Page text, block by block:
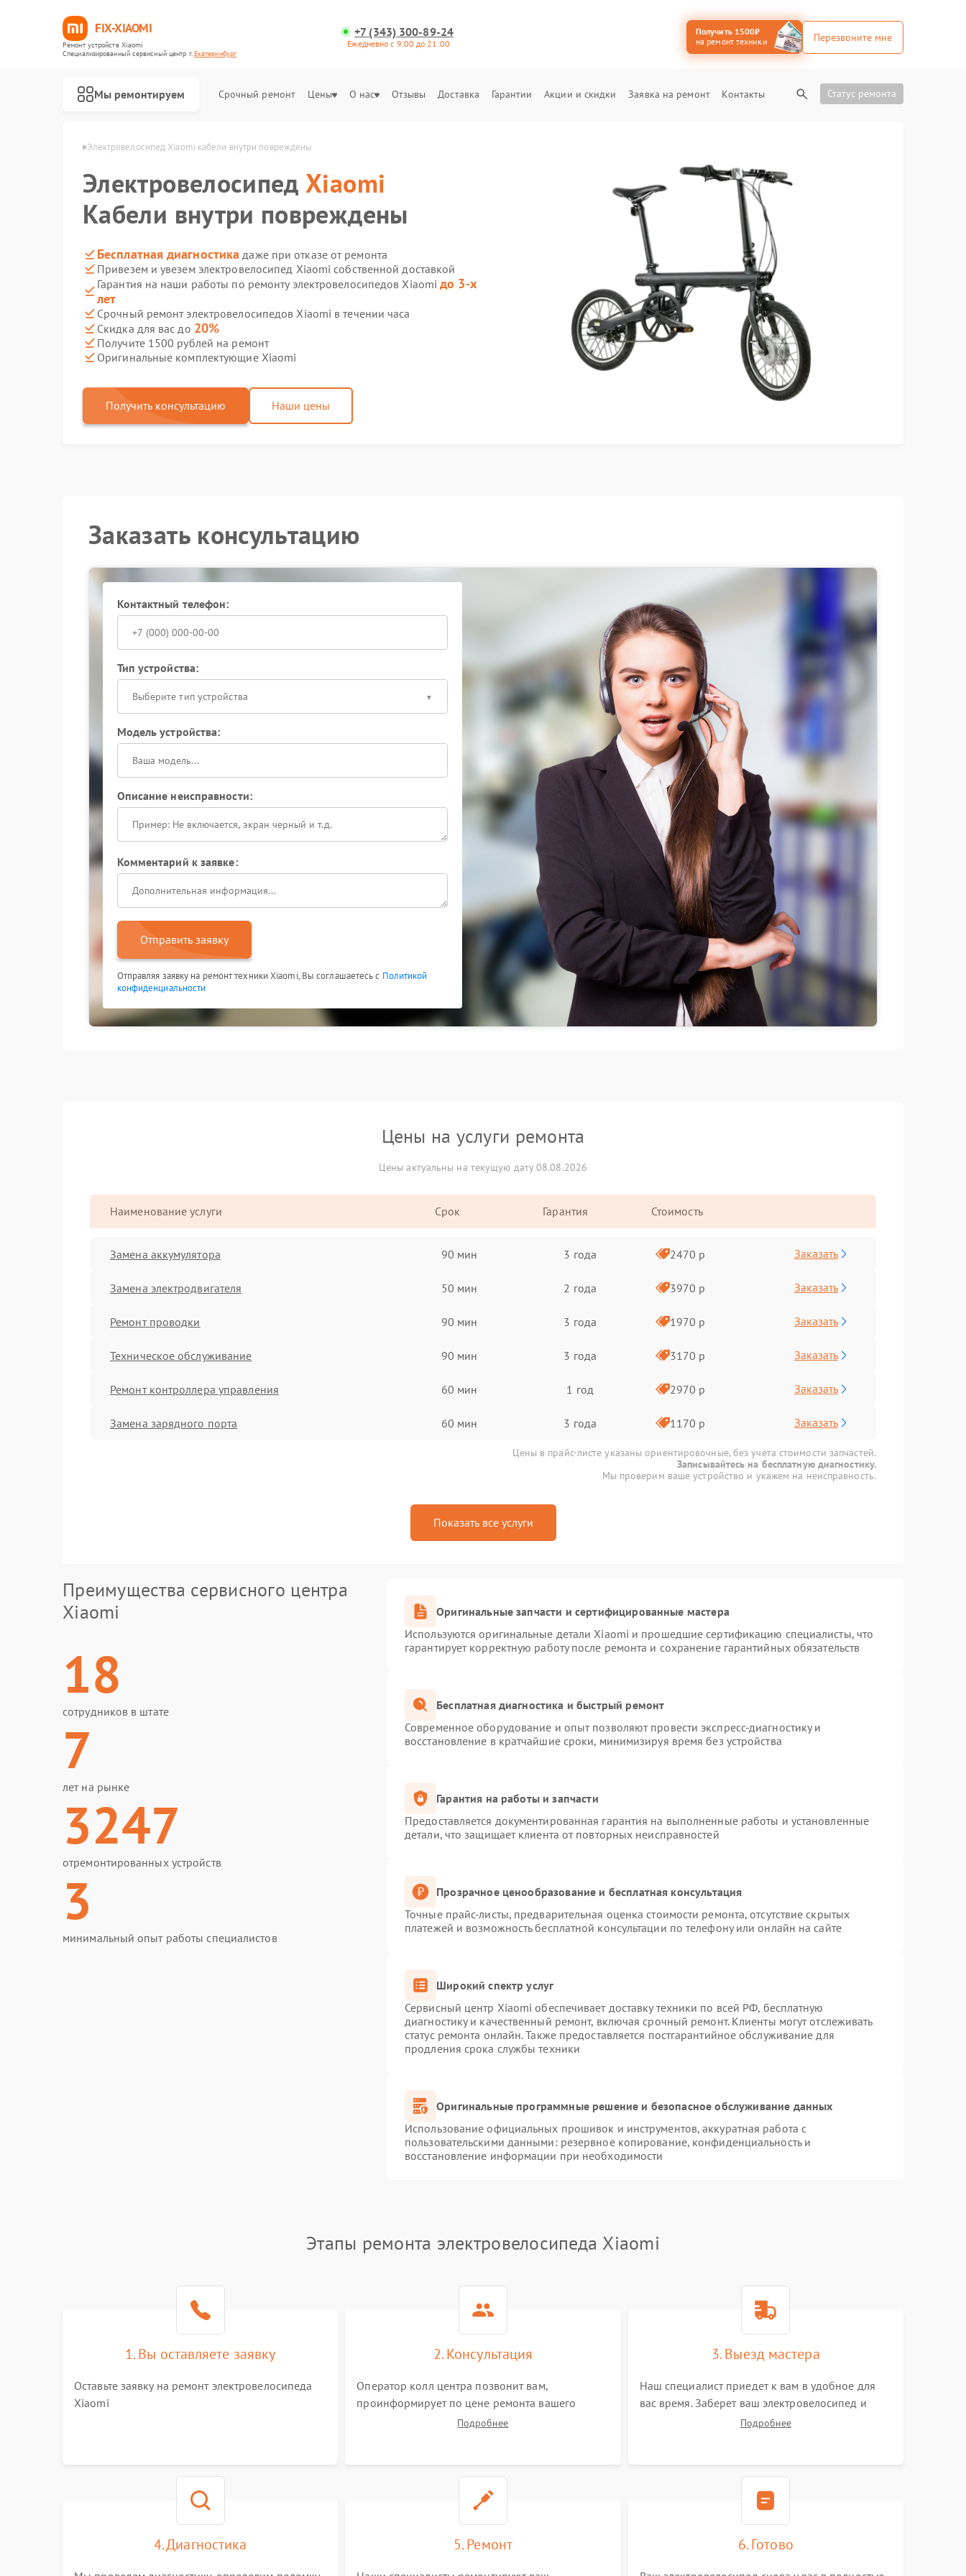
FIX-XIAOMI
Ремонт устройств Xiaomi
Специализированный cервисный центр г.Екатеринбург
+7 (343) 300-89-24
Ежедневно с 9:00 до 21:00
Получить 1500₽
на ремонт техники
Перезвоните мне
Мы ремонтируем Срочный ремонт Цены О нас Отзывы Доставка Гарантии Акции и скидки Заявка на ремонт Контакты Статус ремонта
Электровелосипед Xiaomi кабели внутри повреждены
ЭлектровелосипедXiaomi
Кабели внутри повреждены
Бесплатная диагностика даже при отказе от ремонта
Привезем и увезем электровелосипед Xiaomi собственной доставкой
Гарантия на наши работы по ремонту электровелосипедов Xiaomiдо 3-х
лет
Срочный ремонт электровелосипедов Xiaomi в течении часа
Скидка для вас до 20%
Получите 1500 рублей на ремонт
Оригинальные комплектующие Xiaomi
Получить консультацию Наши цены
Заказать консультацию
Контактный телефон:
Тип устройства:
Выберите тип устройства
Модель устройства:
Описание неисправности:
Комментарий к заявке:
Отправить заявку
Отправляя заявку на ремонт техники Xiaomi, Вы соглашаетесь с Политикой
конфиденциальности
Цены на услуги ремонта
Цены актуальны на текущую дату 08.08.2026
Наименование услуги Срок Гарантия Стоимость
Замена аккумулятора 90 мин 3 года 2470 р Заказать
Замена электродвигателя 50 мин 2 года 3970 р Заказать
Ремонт проводки 90 мин 3 года 1970 р Заказать
Техническое обслуживание 90 мин 3 года 3170 р Заказать
Ремонт контроллера управления 60 мин 1 год 2970 р Заказать
Замена зарядного порта 60 мин 3 года 1170 р Заказать
Цены в прайс-листе указаны ориентировочные, без учета стоимости запчастей.
Записывайтесь на бесплатную диагностику.
Мы проверим ваше устройство и укажем на неисправность.
Показать все услуги
Преимущества сервисного центра
Xiaomi
18
сотрудников в штате
7
лет на рынке
3247
отремонтированных устройств
3
минимальный опыт работы специалистов
Оригинальные запчасти и сертифицированные мастера
Используются оригинальные детали Xiaomi и прошедшие сертификацию специалисты, что
гарантирует корректную работу после ремонта и сохранение гарантийных обязательств
Бесплатная диагностика и быстрый ремонт
Современное оборудование и опыт позволяют провести экспресс-диагностику и
восстановление в кратчайшие сроки, минимизируя время без устройства
Гарантия на работы и запчасти
Предоставляется документированная гарантия на выполненные работы и установленные
детали, что защищает клиента от повторных неисправностей
Прозрачное ценообразование и бесплатная консультация
Точные прайс-листы, предварительная оценка стоимости ремонта, отсутствие скрытых
платежей и возможность бесплатной консультации по телефону или онлайн на сайте
Широкий спектр услуг
Сервисный центр Xiaomi обеспечивает доставку техники по всей РФ, бесплатную
диагностику и качественный ремонт, включая срочный ремонт. Клиенты могут отслеживать
статус ремонта онлайн. Также предоставляется постгарантийное обслуживание для
продления срока службы техники
Оригинальные программные решение и безопасное обслуживание данных
Использование официальных прошивок и инструментов, аккуратная работа с
пользовательскими данными: резервное копирование, конфиденциальность и
восстановление информации при необходимости
Этапы ремонта электровелосипеда Xiaomi
1. Вы оставляете заявку
Оставьте заявку на ремонт электровелосипеда
Xiaomi
2. Консультация
Оператор колл центра позвонит вам,
проинформирует по цене ремонта вашего
электровелосипеда а также ответит на все ваши
Подробнее
3. Выезд мастера
Наш специалист приедет к вам в удобное для
вас время. Заберет ваш электровелосипед и
привезет на склад для диагностики.
Подробнее
4. Диагностика 5. Ремонт 6. Готово